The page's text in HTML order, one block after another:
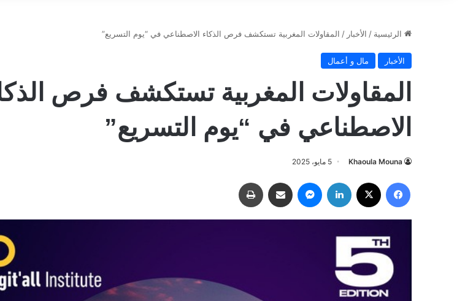
الرئيسية / الأخبار / المقاولات المغربية تستكشف فرص الذكاء الاصطناعي في “يوم التسريع”
الأخبار مال و أعمال
المقاولات المغربية تستكشف فرص
الاصطناعي في “يوم التسريع”
Khaoula Mouna 5 مايو، 2025